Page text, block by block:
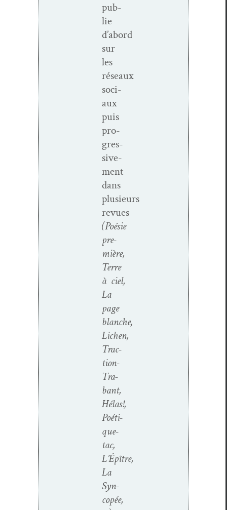
pub­
lie
d’abord
sur
les
réseaux
soci­
aux
puis
pro­
gres­
sive­
ment
dans
plusieurs
revues
(Poésie
pre­
mière,
Terre
à ciel,
La
page
blanche,
Lichen,
Trac­­
tion-
Tra­
bant,
Hélas!,
Poé­ti­
que­
tac,
L’Épître,
La
Syn­
copée,